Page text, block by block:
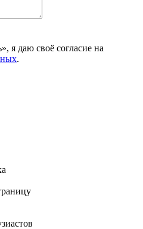
я даю своё согласие на
.